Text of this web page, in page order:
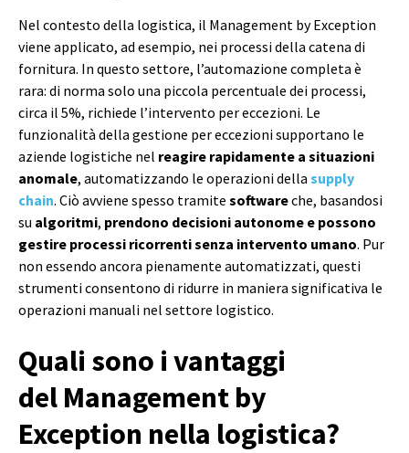
Nel contesto della logistica, il Management by Exception
viene applicato, ad esempio, nei processi della catena di
fornitura. In questo settore, l’automazione completa è
rara: di norma solo una piccola percentuale dei processi,
circa il 5%, richiede l’intervento per eccezioni. Le
funzionalità della gestione per eccezioni supportano le
aziende logistiche nel reagire rapidamente a situazioni
anomale, automatizzando le operazioni della supply
chain. Ciò avviene spesso tramite softwareche, basandosi
su algoritmi, prendono decisioni autonome e possono
gestire processi ricorrenti senza intervento umano. Pur
non essendo ancora pienamente automatizzati, questi
strumenti consentono di ridurre in maniera significativa le
operazioni manuali nel settore logistico.
Quali sono i vantaggi
del Management by
Exception nella logistica?